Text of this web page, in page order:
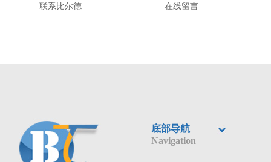
联系比尔德 在线留言
底部导航
Navigation